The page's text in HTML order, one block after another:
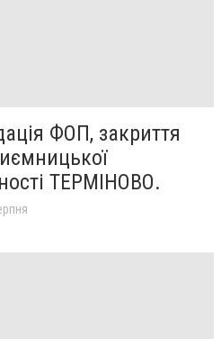
ФОП, закриття
ТЕРМІНОВО.